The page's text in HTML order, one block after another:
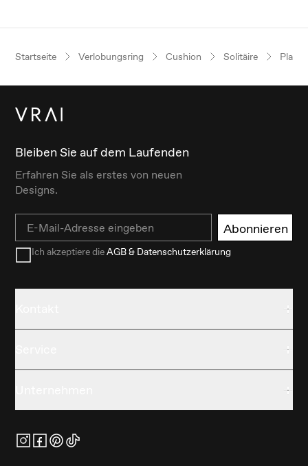
Startseite Verlobungsring Cushion Solitäire Platin
Bleiben Sie auf dem Laufenden
Erfahren Sie als erstes von neuen
Designs.
Email Abonnieren
Ich akzeptiere dieAGB & Datenschutzerklärung